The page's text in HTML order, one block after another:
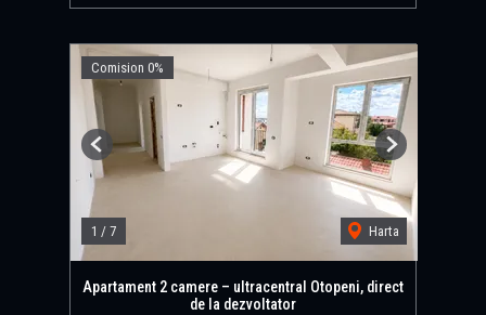
Comision 0%
1 / 7 Harta
Previous Next
Apartament 2 camere – ultracentral Otopeni, direct
de la dezvoltator